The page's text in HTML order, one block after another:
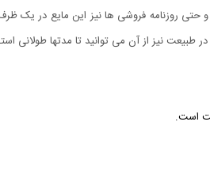
حتی روزنامه فروشی ها نیز این مایع در یک
است.